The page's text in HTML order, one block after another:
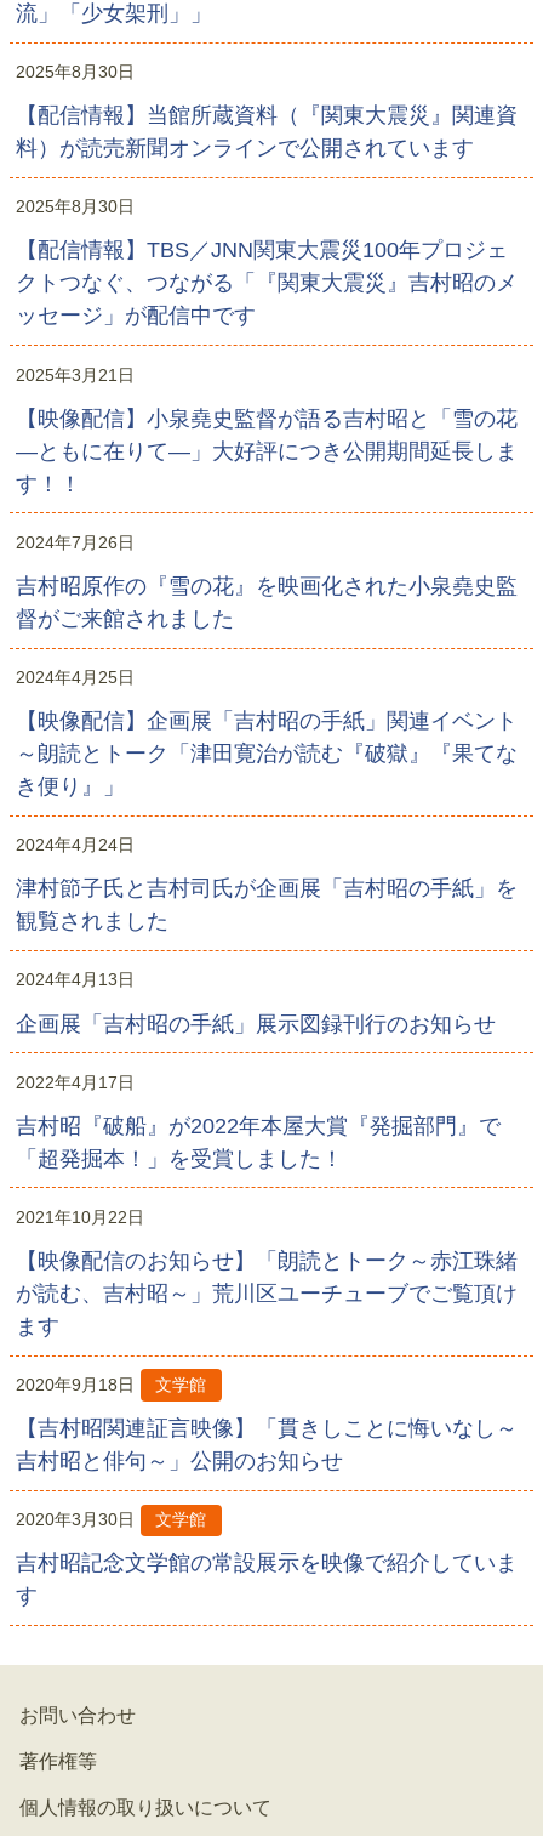
流」「少女架刑」」
2025年8月30日
【配信情報】当館所蔵資料（『関東大震災』関連資
料）が読売新聞オンラインで公開されています
2025年8月30日
【配信情報】TBS／JNN関東大震災100年プロジェ
クトつなぐ、つながる「『関東大震災』吉村昭のメ
ッセージ」が配信中です
2025年3月21日
【映像配信】小泉堯史監督が語る吉村昭と「雪の花
―ともに在りて―」大好評につき公開期間延長しま
す！！
2024年7月26日
吉村昭原作の『雪の花』を映画化された小泉堯史監
督がご来館されました
2024年4月25日
【映像配信】企画展「吉村昭の手紙」関連イベント
～朗読とトーク「津田寛治が読む『破獄』『果てな
き便り』」
2024年4月24日
津村節子氏と吉村司氏が企画展「吉村昭の手紙」を
観覧されました
2024年4月13日
企画展「吉村昭の手紙」展示図録刊行のお知らせ
2022年4月17日
吉村昭『破船』が2022年本屋大賞『発掘部門』で
「超発掘本！」を受賞しました！
2021年10月22日
【映像配信のお知らせ】「朗読とトーク～赤江珠緒
が読む、吉村昭～」荒川区ユーチューブでご覧頂け
ます
2020年9月18日 文学館
【吉村昭関連証言映像】「貫きしことに悔いなし～
吉村昭と俳句～」公開のお知らせ
2020年3月30日 文学館
吉村昭記念文学館の常設展示を映像で紹介していま
す
お問い合わせ
著作権等
個人情報の取り扱いについて